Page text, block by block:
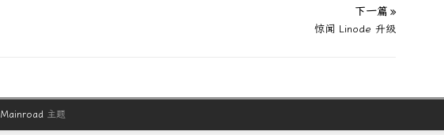
下一篇 »
惊闻 Linode 升级
Mainroad 主题